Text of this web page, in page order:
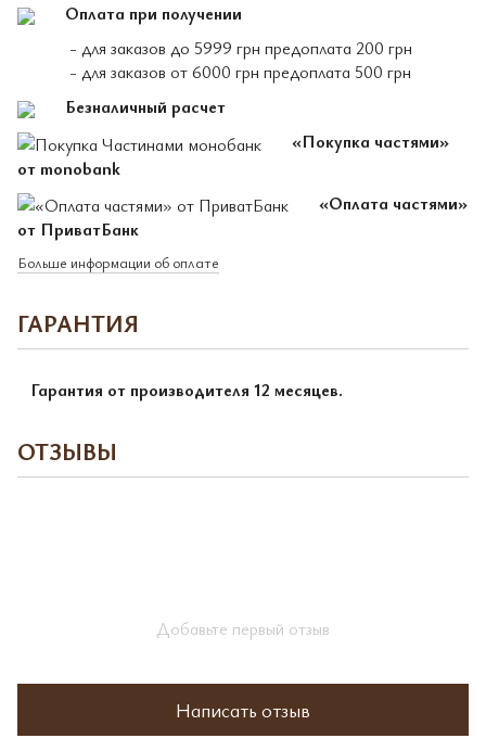
Оплата при получении
- для заказов до 5999 грн предоплата 200 грн
- для заказов от 6000 грн предоплата 500 грн
Безналичный расчет
«Покупка частями»
от monobank
«Оплата частями»
от ПриватБанк
Больше информации об оплате
ГАРАНТИЯ
Гарантия от производителя 12 месяцев.
ОТЗЫВЫ
Добавьте первый отзыв
Написать отзыв